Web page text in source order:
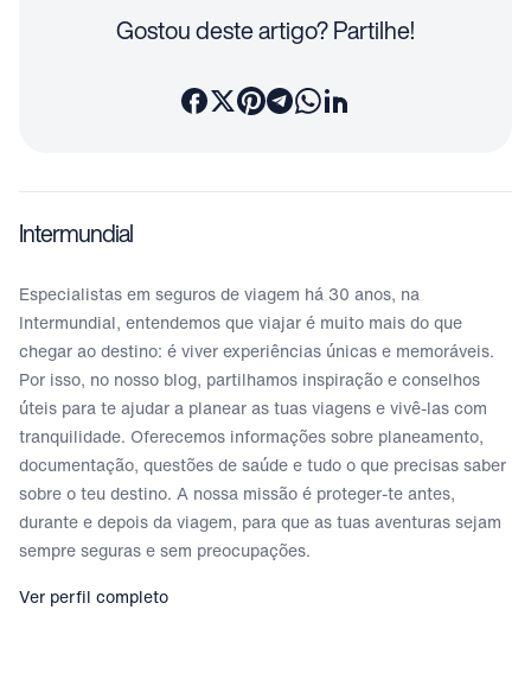
Gostou deste artigo? Partilhe!
Intermundial
Especialistas em seguros de viagem há 30 anos, na
Intermundial, entendemos que viajar é muito mais do que
chegar ao destino: é viver experiências únicas e memoráveis.
Por isso, no nosso blog, partilhamos inspiração e conselhos
úteis para te ajudar a planear as tuas viagens e vivê-las com
tranquilidade. Oferecemos informações sobre planeamento,
documentação, questões de saúde e tudo o que precisas saber
sobre o teu destino. A nossa missão é proteger-te antes,
durante e depois da viagem, para que as tuas aventuras sejam
sempre seguras e sem preocupações.
Ver perfil completo